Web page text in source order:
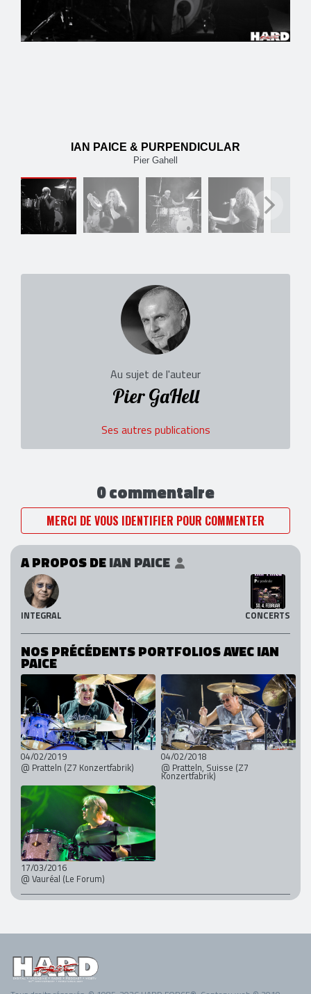
Au sujet de l'auteur
Pier GaHell
Ses autres publications
0 commentaire
MERCI DE VOUS IDENTIFIER POUR COMMENTER
A PROPOS DEIAN PAICE
INTEGRAL CONCERTS
NOS PRÉCÉDENTS PORTFOLIOS AVEC IAN
PAICE
04/02/2019
@ Pratteln (Z7 Konzertfabrik)
04/02/2018
@ Pratteln, Suisse (Z7
Konzertfabrik)
17/03/2016
@ Vauréal (Le Forum)